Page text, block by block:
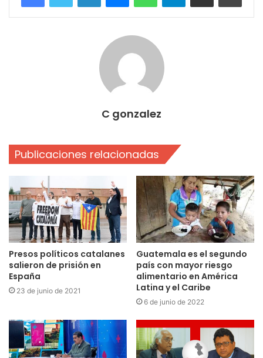
C gonzalez
Publicaciones relacionadas
Presos políticos catalanes
salieron de prisión en
España
23 de junio de 2021
Guatemala es el segundo
país con mayor riesgo
alimentario en América
Latina y el Caribe
6 de junio de 2022